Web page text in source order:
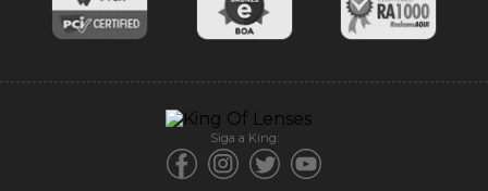
Entregas
Siga a King: